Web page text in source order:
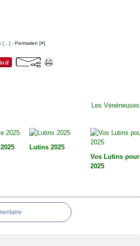
[ ] - Permalien [#]
Les Vénéneuses
Lutins 2025
Vos Lutins pour
2025